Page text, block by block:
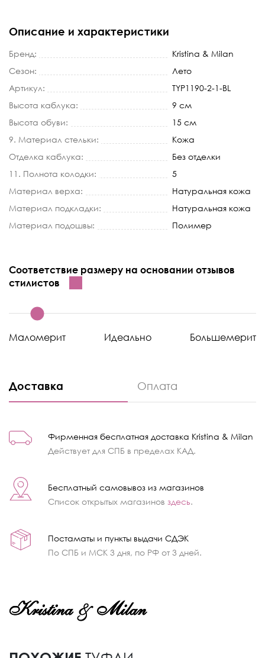
Описание и характеристики
Бренд:
Kristina & Milan
Сезон:
Лето
Артикул:
TYP1190-2-1-BL
Высота каблука:
9 см
Высота обуви:
15 см
9. Материал стельки:
Кожа
Отделка каблука:
Без отделки
11. Полнота колодки:
5
Материал верха:
Натуральная кожа
Материал подкладки:
Натуральная кожа
Материал подошвы:
Полимер
Соответствие размеру на основании отзывов
стилистов
Маломерит Идеально Большемерит
Доставка Оплата
Фирменная бесплатная доставка Kristina & Milan
Действует для СПБ в пределах КАД.
Бесплатный самовывоз из магазинов
Список открытых магазинов здесь.
Постаматы и пункты выдачи СДЭК
По СПБ и МСК 3 дня, по РФ от 3 дней.